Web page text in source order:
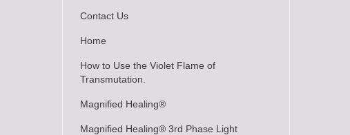
Contact Us
Home
How to Use the Violet Flame of
Transmutation.
Magnified Healing®
Magnified Healing® 3rd Phase Light